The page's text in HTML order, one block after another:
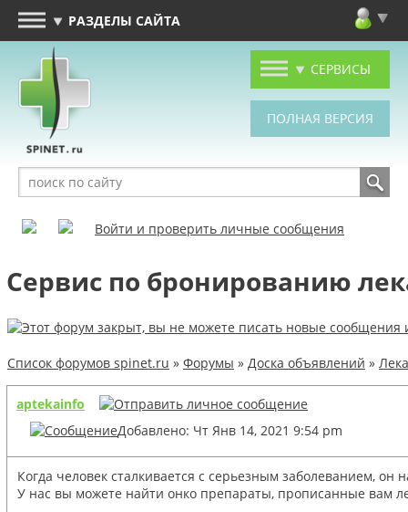
РАЗДЕЛЫ САЙТА
СЕРВИСЫ
Войти и проверить личные сообщения
Сервис по бронированию
Список форумов spinet.ru » Форумы » Доска объявлений »
aptekainfo
Добавлено: Чт Янв 14, 2021 9:54 pm
Когда человек сталкивается с серьезным заболеванием,
У нас вы можете найти онко препараты, прописанные вам